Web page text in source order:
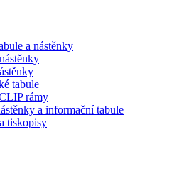
a nástěnky
tabule
rámy
a informační tabule
tiskopisy